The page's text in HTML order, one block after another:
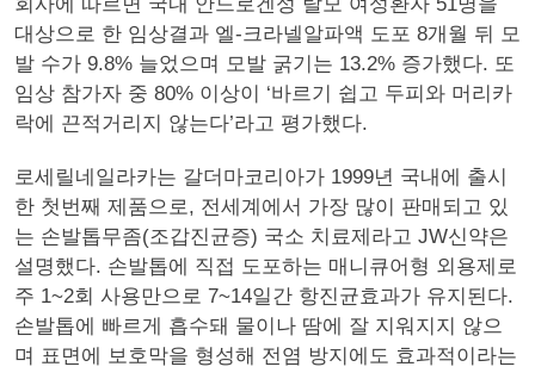
대상으로 한 임상결과 엘-크라넬알파액 도포 8개월 뒤 모
발 수가 9.8% 늘었으며 모발 굵기는 13.2% 증가했다. 또
임상 참가자 중 80% 이상이 ‘바르기 쉽고 두피와 머리카
락에 끈적거리지 않는다’라고 평가했다.
로세릴네일라카는 갈더마코리아가 1999년 국내에 출시
한 첫번째 제품으로, 전세계에서 가장 많이 판매되고 있
는 손발톱무좀(조갑진균증) 국소 치료제라고 JW신약은
설명했다. 손발톱에 직접 도포하는 매니큐어형 외용제로
주 1~2회 사용만으로 7~14일간 항진균효과가 유지된다.
손발톱에 빠르게 흡수돼 물이나 땀에 잘 지워지지 않으
며 표면에 보호막을 형성해 전염 방지에도 효과적이라는